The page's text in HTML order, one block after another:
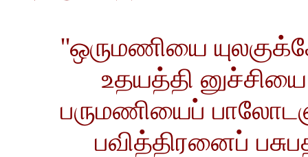
''ஒருமணியை
உதயத்தி னுச்சியை
பருமணியைப்
பவித்திரனைப்